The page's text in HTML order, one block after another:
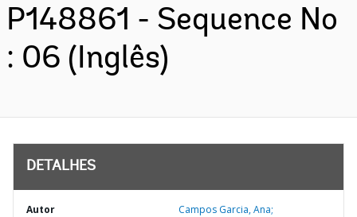
P148861 - Sequence No
: 06 (Inglês)
DETALHES
Autor Campos Garcia, Ana;